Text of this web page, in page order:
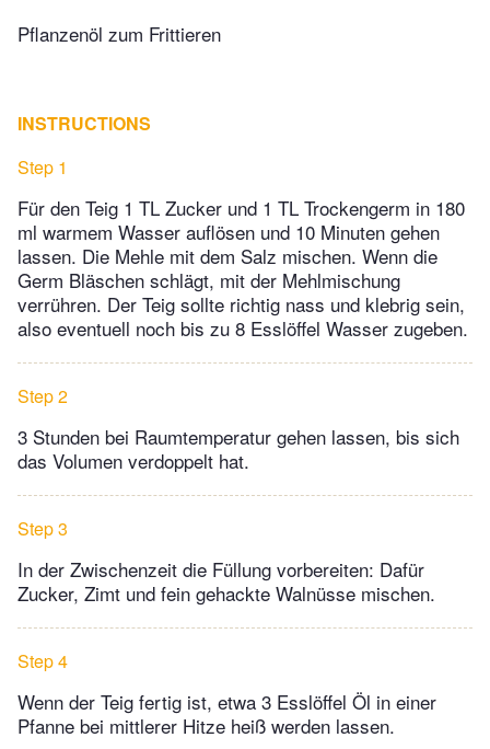
Pflanzenöl zum Frittieren
INSTRUCTIONS
Step 1
Für den Teig 1 TL Zucker und 1 TL Trockengerm in 180
ml warmem Wasser auflösen und 10 Minuten gehen
lassen. Die Mehle mit dem Salz mischen. Wenn die
Germ Bläschen schlägt, mit der Mehlmischung
verrühren. Der Teig sollte richtig nass und klebrig sein,
also eventuell noch bis zu 8 Esslöffel Wasser zugeben.
Step 2
3 Stunden bei Raumtemperatur gehen lassen, bis sich
das Volumen verdoppelt hat.
Step 3
In der Zwischenzeit die Füllung vorbereiten: Dafür
Zucker, Zimt und fein gehackte Walnüsse mischen.
Step 4
Wenn der Teig fertig ist, etwa 3 Esslöffel Öl in einer
Pfanne bei mittlerer Hitze heiß werden lassen.